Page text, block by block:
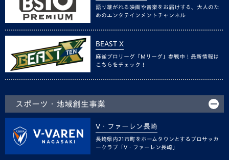
語り継がれる映画や音楽をお届けする、大人のた
めのエンタテインメントチャンネル
BEAST X
麻雀プロリーグ「Mリーグ」参戦中！最新情報は
こちらをチェック！
スポーツ・地域創生事業
V・ファーレン長崎
長崎県内21市町をホームタウンとするプロサッカ
ークラブ「V・ファーレン長崎」